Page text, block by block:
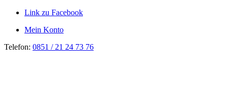
Link zu Facebook
Mein Konto
Telefon: 0851 / 21 24 73 76